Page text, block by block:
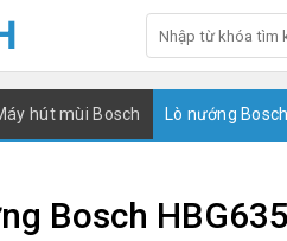
hút mùi Bosch Lò nướng Bosch
Bosch